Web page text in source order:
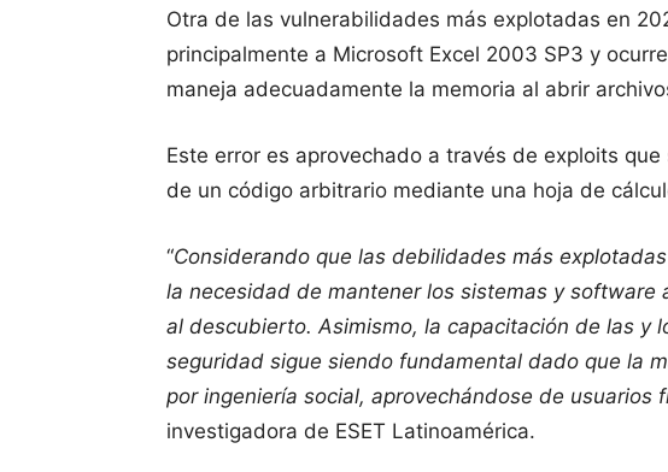
Otra de las vulnerabilidades más explotadas en
principalmente a Microsoft Excel 2003 SP3 y
maneja adecuadamente la memoria al abrir
Este error es aprovechado a través de exploits
de un código arbitrario mediante una hoja de
“Considerando que las debilidades más
la necesidad de mantener los sistemas y software
al descubierto. Asimismo, la capacitación de las y
seguridad sigue siendo fundamental dado que la
por ingeniería social, aprovechándose de usuarios
investigadora de ESET Latinoamérica.